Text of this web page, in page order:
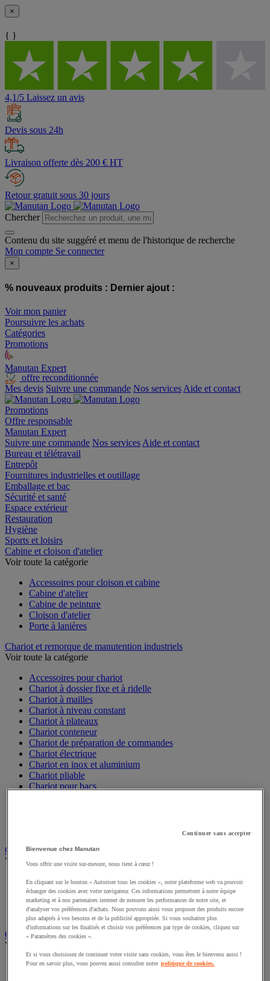
×
{ }
4,1/5 Laissez un avis
Devis sous 24h
Livraison offerte dès 200 € HT
Retour gratuit sous 30 jours
Chercher
Contenu du site suggéré et menu de l'historique de recherche
Mon compte Se connecter
×
% nouveaux produits : Dernier ajout :
Voir mon panier
Poursuivre les achats
Catégories
Promotions
Manutan Expert
offre reconditionnée
Mes devis Suivre une commande Nos services Aide et contact
Promotions
Offre responsable
Manutan Expert
Suivre une commande Nos services Aide et contact
Bureau et télétravail
Entrepôt
Fournitures industrielles et outillage
Emballage et bac
Sécurité et santé
Espace extérieur
Restauration
Hygiène
Sports et loisirs
Cabine et cloison d'atelier
Voir toute la catégorie
Accessoires pour cloison et cabine
Cabine d'atelier
Cabine de peinture
Cloison d'atelier
Porte à lanières
Chariot et remorque de manutention industriels
Voir toute la catégorie
Accessoires pour chariot
Chariot à dossier fixe et à ridelle
Chariot à mailles
Chariot à niveau constant
Chariot à plateaux
Chariot conteneur
Chariot de préparation de commandes
Chariot électrique
Chariot en inox et aluminium
Chariot pliable
Chariot pour bacs
Chauffage, rafraîchisseur et déshumidificateur
Voir toute la catégorie
Chauffage au fuel
Chauffage au gaz
Chauffage électrique
Rafraîchisseur et déshumidificateur
Convoyeur
Voir toute la catégorie
Accessoires pour convoyeur
Continuer sans accepter
Bienvenue chez Manutan
Vous offrir une visite sur-mesure, nous tient à cœur !
En cliquant sur le bouton « Autoriser tous les cookies », notre plateforme web va pouvoir
échanger des cookies avec votre navigateur. Ces informations permettent à notre équipe
marketing et à nos partenaires internet de mesurer les performances de notre site, et
d'analyser vos préférences d'achats. Nous pouvons ainsi vous proposer des produits encore
plus adaptés à vos besoins et de la publicité appropriée. Si vous souhaitez plus
d'informations sur les finalités et choisir vos préférences par type de cookies, cliquez sur
« Paramètres des cookies ».
Et si vous choisissez de continuer votre visite sans cookies, vous êtes le bienvenu aussi !
Pour en savoir plus, vous pouvez aussi consulter notre politique de cookies.